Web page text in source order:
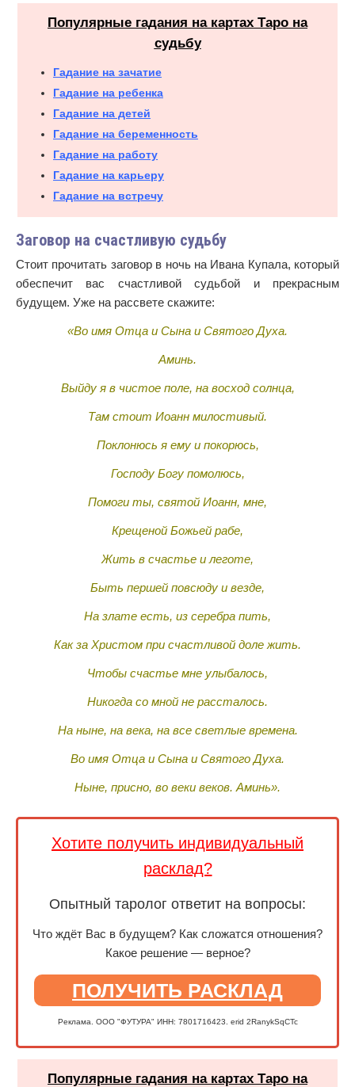
Популярные гадания на картах Таро на
судьбу
Гадание на зачатие
Гадание на ребенка
Гадание на детей
Гадание на беременность
Гадание на работу
Гадание на карьеру
Гадание на встречу
Заговор на счастливую судьбу
Стоит прочитать заговор в ночь на Ивана Купала, который
обеспечит вас счастливой судьбой и прекрасным
будущем. Уже на рассвете скажите:
«Во имя Отца и Сына и Святого Духа.
Аминь.
Выйду я в чистое поле, на восход солнца,
Там стоит Иоанн милостивый.
Поклонюсь я ему и покорюсь,
Господу Богу помолюсь,
Помоги ты, святой Иоанн, мне,
Крещеной Божьей рабе,
Жить в счастье и леготе,
Быть першей повсюду и везде,
На злате есть, из серебра пить,
Как за Христом при счастливой доле жить.
Чтобы счастье мне улыбалось,
Никогда со мной не рассталось.
На ныне, на века, на все светлые времена.
Во имя Отца и Сына и Святого Духа.
Ныне, присно, во веки веков. Аминь».
Хотите получить индивидуальный
расклад?
Опытный таролог ответит на вопросы:
Что ждёт Вас в будущем? Как сложатся отношения?
Какое решение — верное?
ПОЛУЧИТЬ РАСКЛАД
Реклама. ООО "ФУТУРА" ИНН: 7801716423. erid 2RanykSqCTc
Популярные гадания на картах Таро на